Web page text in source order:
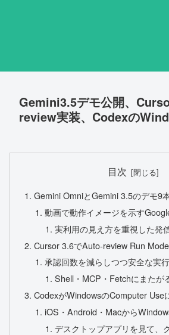
Gemini3.5デモ公開、
review実装、Codexの
目次
Gemini OmniとGemini 3.5のデモ9
動画で動作イメージを示す
実利用の見え方を重視した発
Cursor 3.6でAuto-review Run
承認回数を減らしつつ安全な実
Shell・MCP・Fetchにまたが
CodexがWindowsのComputer Use
iOS・Android・Macから
デスクトップアプリを見て、